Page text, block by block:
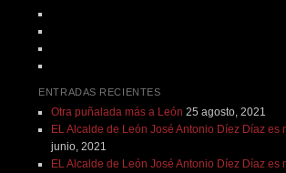
ENTRADAS RECIENTES
Otra puñalada más a León 25 agosto, 2021
EL Alcalde de León José Antonio Díez Díaz es
junio, 2021
EL Alcalde de León José Antonio Díez Díaz es